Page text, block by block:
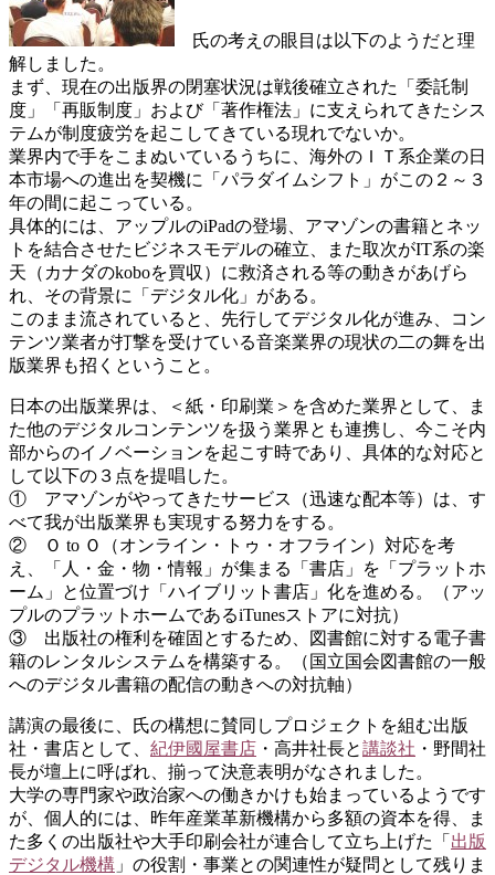
氏の考えの眼目は以下のようだと理
解しました。
まず、現在の出版界の閉塞状況は戦後確立された「委託制
度」「再販制度」および「著作権法」に支えられてきたシス
テムが制度疲労を起こしてきている現れでないか。
業界内で手をこまぬいているうちに、海外のＩＴ系企業の日
本市場への進出を契機に「パラダイムシフト」がこの２～３
年の間に起こっている。
具体的には、アップルのiPadの登場、アマゾンの書籍とネッ
トを結合させたビジネスモデルの確立、また取次がIT系の楽
天（カナダのkoboを買収）に救済される等の動きがあげら
れ、その背景に「デジタル化」がある。
このまま流されていると、先行してデジタル化が進み、コン
テンツ業者が打撃を受けている音楽業界の現状の二の舞を出
版業界も招くということ。
日本の出版業界は、＜紙・印刷業＞を含めた業界として、ま
た他のデジタルコンテンツを扱う業界とも連携し、今こそ内
部からのイノベーションを起こす時であり、具体的な対応と
して以下の３点を提唱した。
① アマゾンがやってきたサービス（迅速な配本等）は、す
べて我が出版業界も実現する努力をする。
② Ｏ to Ｏ（オンライン・トゥ・オフライン）対応を考
え、「人・金・物・情報」が集まる「書店」を「プラットホ
ーム」と位置づけ「ハイブリット書店」化を進める。（アッ
プルのプラットホームであるiTunesストアに対抗）
③ 出版社の権利を確固とするため、図書館に対する電子書
籍のレンタルシステムを構築する。（国立国会図書館の一般
へのデジタル書籍の配信の動きへの対抗軸）
講演の最後に、氏の構想に賛同しプロジェクトを組む出版
社・書店として、 紀伊國屋書店 ・高井社長と講談社 ・野間社
長が壇上に呼ばれ、揃って決意表明がなされました。
大学の専門家や政治家への働きかけも始まっているようです
が、個人的には、昨年産業革新機構から多額の資本を得、ま
た多くの出版社や大手印刷会社が連合して立ち上げた「 出版
デジタル機構 」の役割・事業との関連性が疑問として残りま